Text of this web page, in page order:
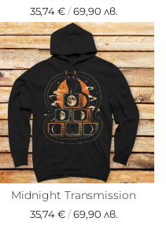
35,74 €/69,90 лв.
Midnight Transmission
35,74 €/69,90 лв.